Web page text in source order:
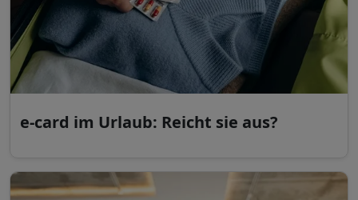
e-card im Urlaub: Reicht sie aus?